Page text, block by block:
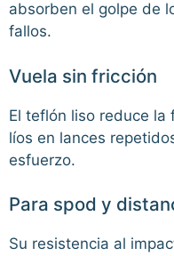
absorben el golpe de
fallos.
Vuela sin fricción
El teflón liso reduce la
líos en lances
esfuerzo.
Para spod y
Su resistencia al